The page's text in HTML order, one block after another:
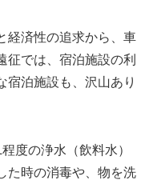
経済性の追求から、車
征では、宿泊施設の利
宿泊施設も、沢山あり
度の浄水（飲料水）
た時の消毒や、物を洗